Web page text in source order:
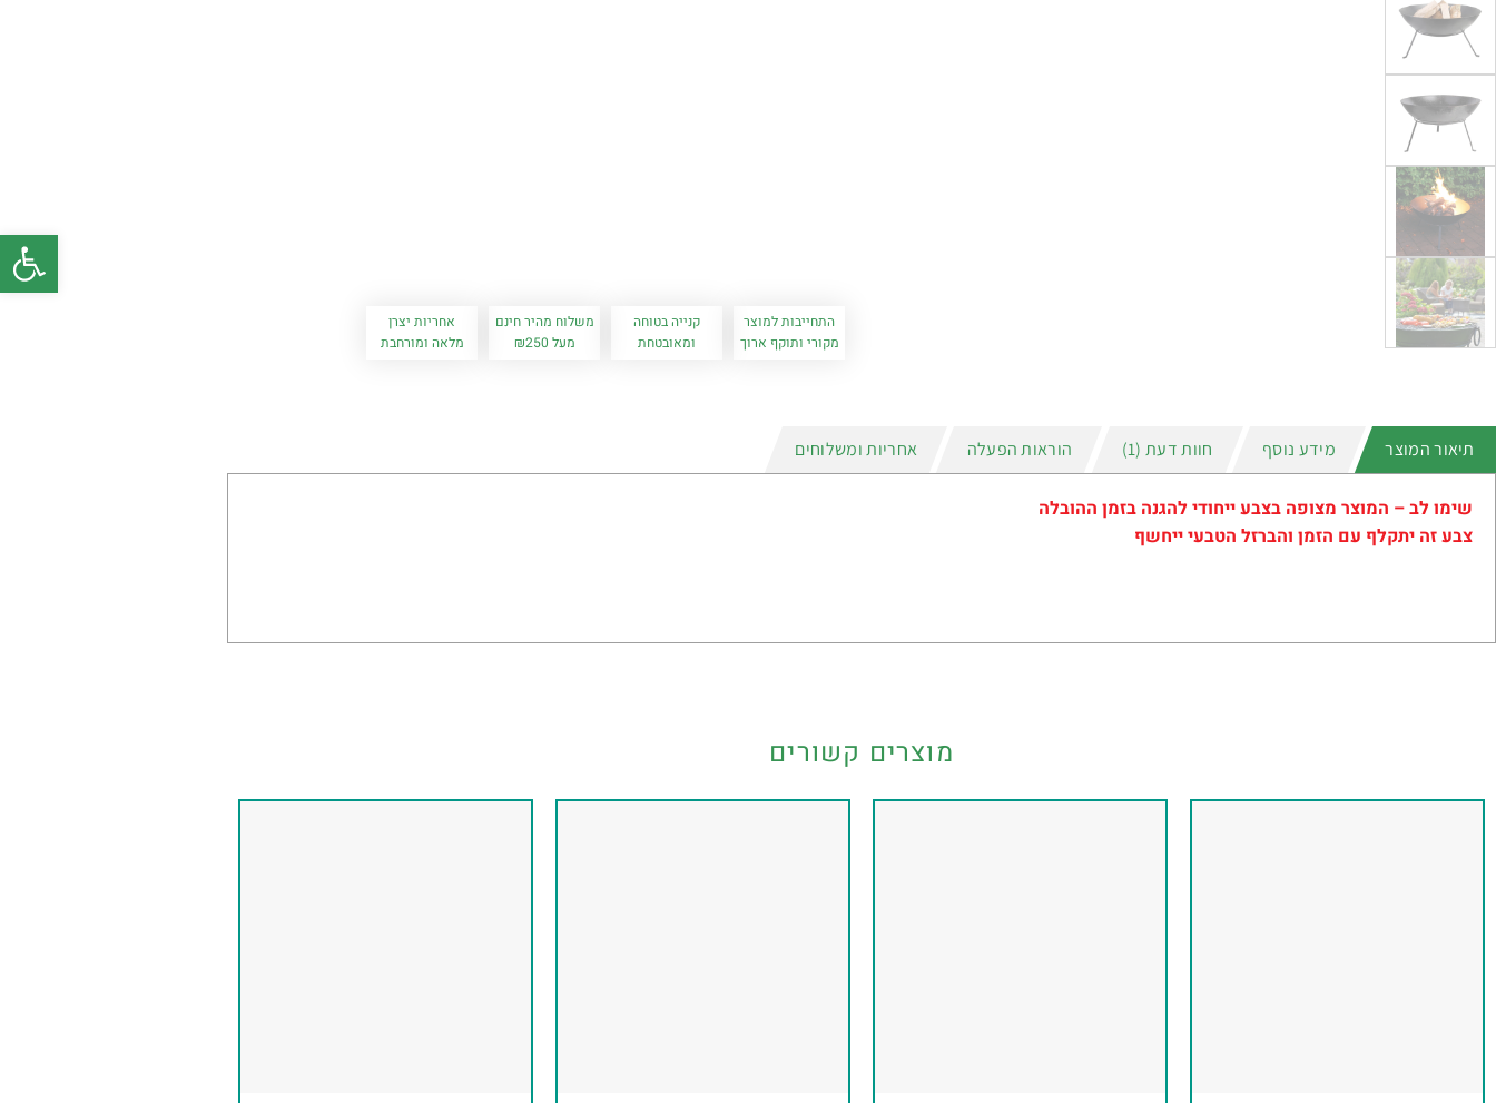
התחייבות למוצר
מקורי ותוקף ארוך
קנייה בטוחה
ומאובטחת
משלוח מהיר חינם
מעל ₪250
אחריות יצרן
מלאה ומורחבת
תיאור המוצר מידע נוסף חוות דעת (1) הוראות הפעלה אחריות ומשלוחים
שימו לב – המוצר מצופה בצבע ייחודי להגנה בזמן ההובלה
צבע זה יתקלף עם הזמן והברזל הטבעי ייחשף
מוצרים קשורים
פתח